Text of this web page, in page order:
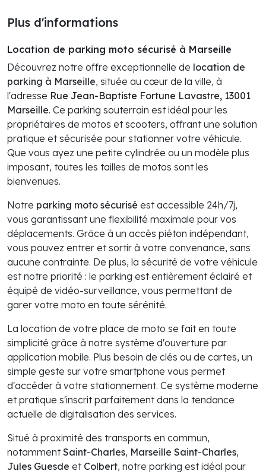
Plus d'informations
Location de parking moto sécurisé à Marseille
Découvrez notre offre exceptionnelle de location de
parking à Marseille, située au cœur de la ville, à
l'adresse Rue Jean-Baptiste Fortune Lavastre, 13001
Marseille. Ce parking souterrain est idéal pour les
propriétaires de motos et scooters, offrant une solution
pratique et sécurisée pour stationner votre véhicule.
Que vous ayez une petite cylindrée ou un modèle plus
imposant, toutes les tailles de motos sont les
bienvenues.
Notre parking moto sécurisé est accessible 24h/7j,
vous garantissant une flexibilité maximale pour vos
déplacements. Grâce à un accès piéton indépendant,
vous pouvez entrer et sortir à votre convenance, sans
aucune contrainte. De plus, la sécurité de votre véhicule
est notre priorité : le parking est entièrement éclairé et
équipé de vidéo-surveillance, vous permettant de
garer votre moto en toute sérénité.
La location de votre place de moto se fait en toute
simplicité grâce à notre système d'ouverture par
application mobile. Plus besoin de clés ou de cartes, un
simple geste sur votre smartphone vous permet
d'accéder à votre stationnement. Ce système moderne
et pratique s'inscrit parfaitement dans la tendance
actuelle de digitalisation des services.
Situé à proximité des transports en commun,
notammentSaint-Charles, Marseille Saint-Charles,
Jules Guesde et Colbert, notre parking est idéal pour